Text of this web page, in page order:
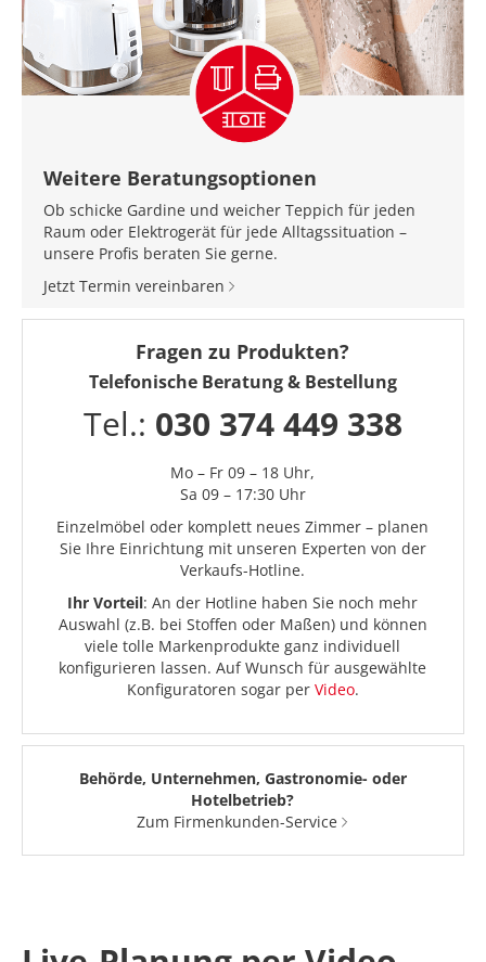
Weitere Beratungsoptionen
Ob schicke Gardine und weicher Teppich für jeden
Raum oder Elektrogerät für jede Alltagssituation –
unsere Profis beraten Sie gerne.
Jetzt Termin vereinbaren
Fragen zu Produkten?
Telefonische Beratung & Bestellung
Tel.: 030 374 449 338
Mo – Fr 09 – 18 Uhr,
Sa 09 – 17:30 Uhr
Einzelmöbel oder komplett neues Zimmer – planen
Sie Ihre Einrichtung mit unseren Experten von der
Verkaufs-Hotline.
Ihr Vorteil: An der Hotline haben Sie noch mehr
Auswahl (z.B. bei Stoffen oder Maßen) und können
viele tolle Markenprodukte ganz individuell
konfigurieren lassen. Auf Wunsch für ausgewählte
Konfiguratoren sogar per Video.
Behörde, Unternehmen, Gastronomie- oder
Hotelbetrieb?
Zum Firmenkunden-Service